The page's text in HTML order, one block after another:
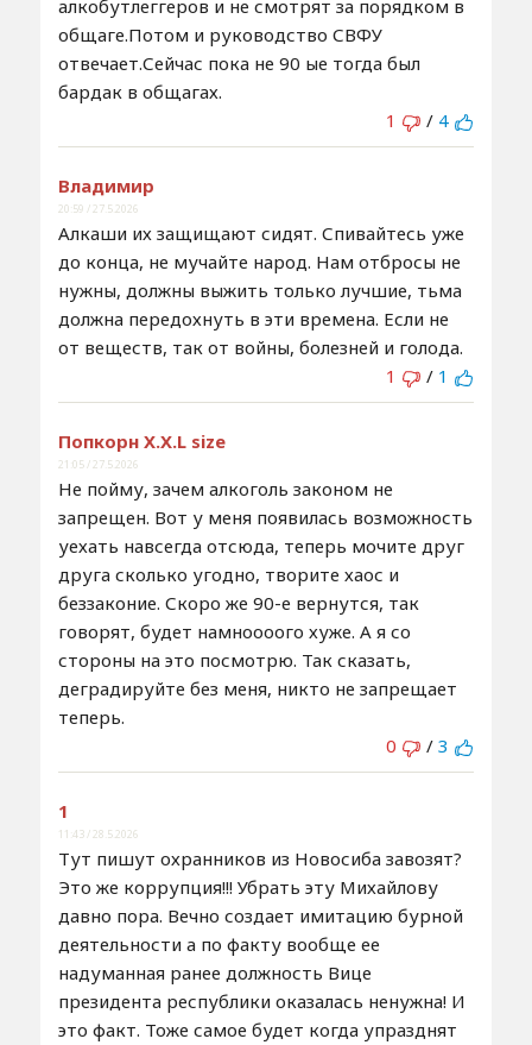
алкобутлеггеров и не смотрят за порядком в
общаге.Потом и руководство СВФУ
отвечает.Сейчас пока не 90 ые тогда был
бардак в общагах.
1
/ 4
Владимир
20:59 / 27.5.2026
Алкаши их защищают сидят. Спивайтесь уже
до конца, не мучайте народ. Нам отбросы не
нужны, должны выжить только лучшие, тьма
должна передохнуть в эти времена. Если не
от веществ, так от войны, болезней и голода.
1
/ 1
Попкорн X.X.L size
21:05 / 27.5.2026
Не пойму, зачем алкоголь законом не
запрещен. Вот у меня появилась возможность
уехать навсегда отсюда, теперь мочите друг
друга сколько угодно, творите хаос и
беззаконие. Скоро же 90-е вернутся, так
говорят, будет намноооого хуже. А я со
стороны на это посмотрю. Так сказать,
деградируйте без меня, никто не запрещает
теперь.
0
/ 3
1
11:43 / 28.5.2026
Тут пишут охранников из Новосиба завозят?
Это же коррупция!!! Убрать эту Михайлову
давно пора. Вечно создает имитацию бурной
деятельности а по факту вообще ее
надуманная ранее должность Вице
президента республики оказалась ненужна! И
это факт. Тоже самое будет когда упразднят